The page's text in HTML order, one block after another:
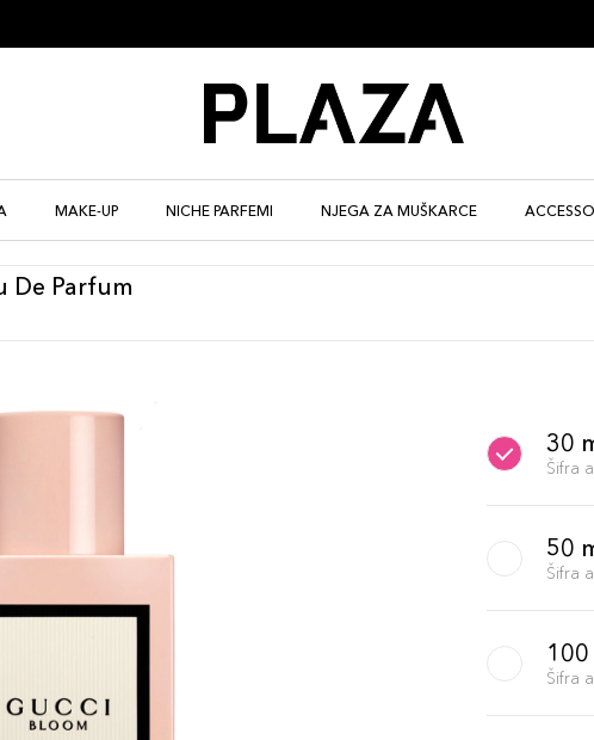
MAKE-UP NICHE PARFEMI NJEGA ZA MUŠKARCE
De Parfum
30
Šifra
50
Šifra
100
Šifra